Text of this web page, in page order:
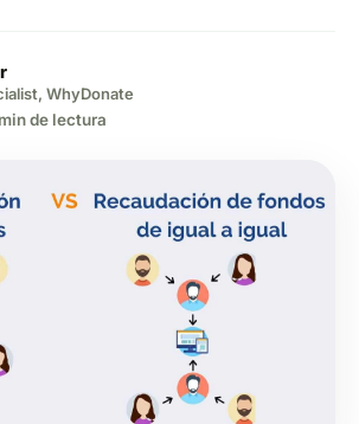
WhyDonate
de lectura